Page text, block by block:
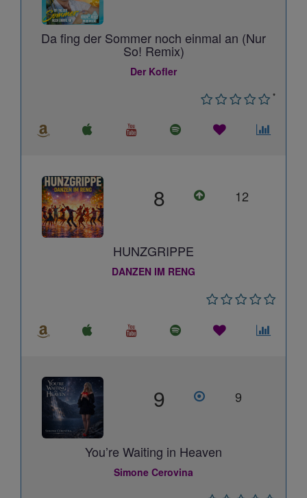
Da fing der Sommer noch einmal an (Nur
So! Remix)
Der Kofler
*
8 12
HUNZGRIPPE
DANZEN IM RENG
9 9
You’re Waiting in Heaven
Simone Cerovina